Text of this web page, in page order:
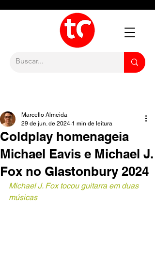
Coldplay homenageia
Michael Eavis e Michael J.
Fox no Glastonbury 2024
Marcello Almeida
29 de jun. de 2024 1 min de leitura
Michael J. Fox tocou guitarra em duas
músicas